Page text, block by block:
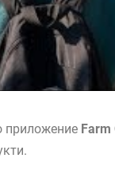
приложение Farm